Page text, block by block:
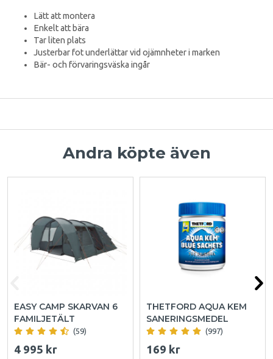
Lätt att montera
Enkelt att bära
Tar liten plats
Justerbar fot underlättar vid ojämnheter i marken
Bär- och förvaringsväska ingår
Andra köpte även
EASY CAMP SKARVAN 6
FAMILJETÄLT
(59)
4 995 kr
THETFORD AQUA KEM
SANERINGSMEDEL
(997)
169 kr